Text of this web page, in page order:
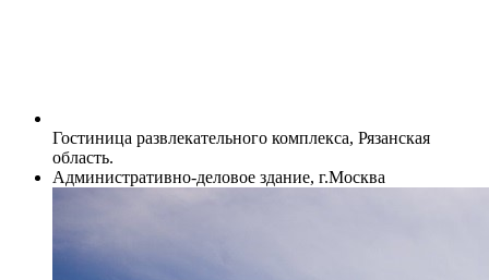
Гостиница развлекательного комплекса, Рязанская
область.
Административно-деловое здание, г.Москва